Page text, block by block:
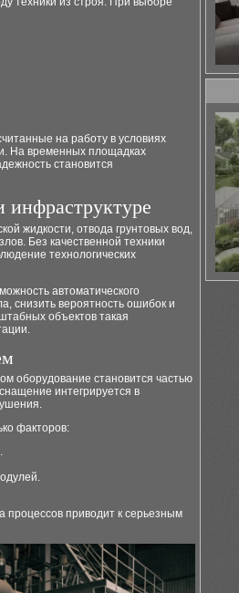
на работу в условиях
На временных площадках
становится
инфраструктуре
жидкости, отвода грунтовых вод,
Без качественной техники
технологических
автоматического
снизить вероятность ошибок и
объектов такая
оборудование становится частью
интегрируется в
факторов:
процессов приводит к серьезным